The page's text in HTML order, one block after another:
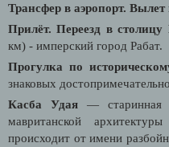
Трансфер в аэропорт. Вылет
Прилёт. Переезд в
км) - имперский город Рабат.
Прогулка по
знаковых
Касба Удая— старинная
мавританской
происходит от имени